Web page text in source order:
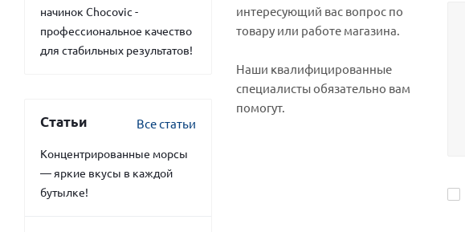
интересующий вас вопрос по
товару или работе магазина.
Наши квалифицированные
специалисты обязательно вам
помогут.
начинок Chocovic -
профессиональное качество
для стабильных результатов!
Статьи Все статьи
Концентрированные морсы
— яркие вкусы в каждой
бутылке!